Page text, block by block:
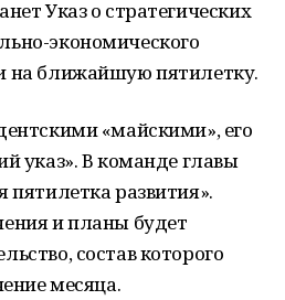
Указ о стратегических
экономического
на ближайшую пятилетку.
«майскими», его
указ». В команде главы
пятилетка развития».
и планы будет
состав которого
месяца.